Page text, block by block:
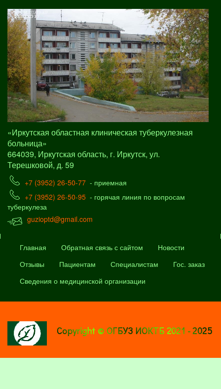
«Иркутская областная клиническая туберкулезная
больница»
664039, Иркутская область, г. Иркутск, ул.
Терешковой, д. 59
+7 (3952) 26-50-77 - приемная
+7 (3952) 26-50-95 - горячая линия по вопросам
туберкулеза
guzioptd@gmail.com
Главная Обратная связь с сайтом
Новости
Отзывы
Пациентам Специалистам
Гос. заказ
Сведения о медицинской организации
Copyright © ОГБУЗ ИОКТБ 2021 - 2025